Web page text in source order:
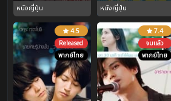
หนังญี่ปุ่น หนังญี่ปุ่น
4.5
Released
พากย์ไทย
7.4
จบแล้ว
พากย์ไทย